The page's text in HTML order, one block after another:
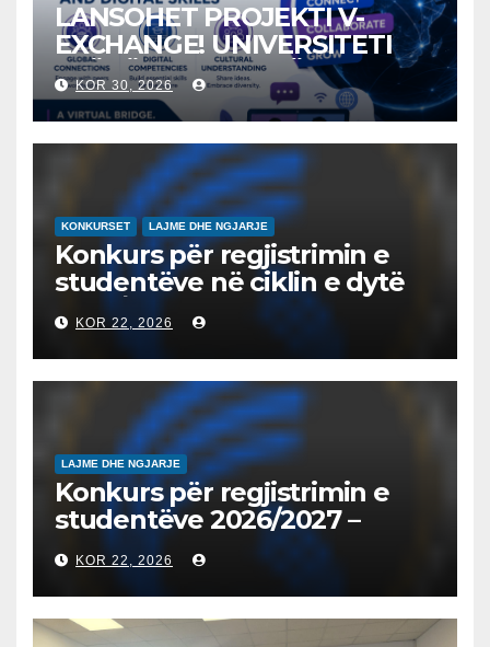
LANSOHET PROJEKTI V-
EXCHANGE! UNIVERSITETI
“NËNË TEREZA” NË SHKUP
UDHËHEQ NISMËN
NDËRKOMBËTARE PËR
EDUKIMIN DIGJITAL DHE
QYTETARINË GLOBALE
KOR 30, 2026
KONKURSET LAJME DHE NGJARJE
Konkurs për regjistrimin e
studentëve në ciklin e dytë
2026/2027 – Конкурс за
запишување на студенти
на втор циклус студии за
2026/2027
KOR 22, 2026
LAJME DHE NGJARJE
Konkurs për regjistrimin e
studentëve 2026/2027 –
Конкурс за запишување на
студенти за 2026/2027
KOR 22, 2026